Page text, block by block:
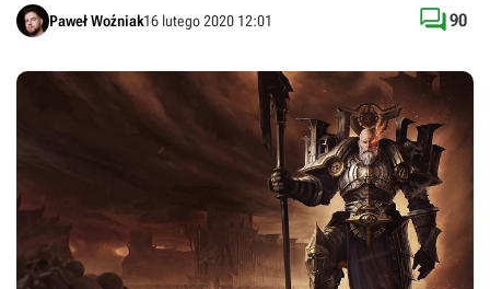
Paweł Woźniak16 lutego 2020 12:01 90